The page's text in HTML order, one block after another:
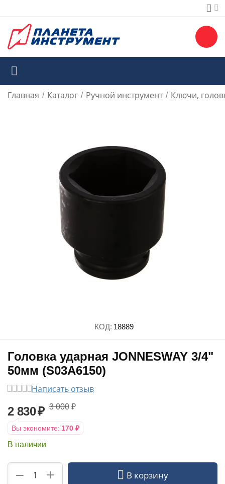
Главная / Каталог / Ручной инструмент / Ключи,
КОД: 18889
Головка ударная JONNESWAY 3/4"
50мм (S03A6150)
Написать отзыв
2 830₽ 3 000 ₽
Вы экономите: 170 ₽
В наличии
+
− В корзину